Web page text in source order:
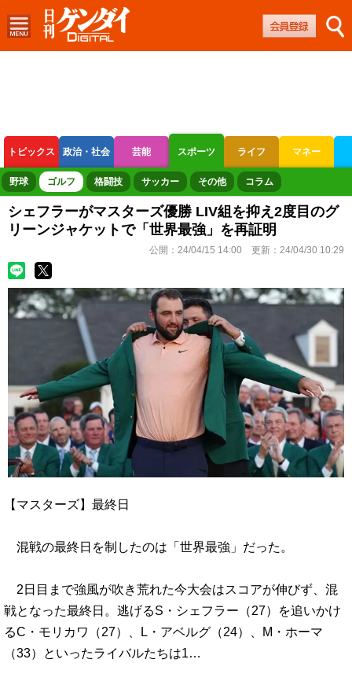
トピックス 政治・社会 芸能 スポーツ ライフ マネー
ボートレース 競輪 オートレース
野球 ゴルフ 格闘技 サッカー その他 コラム
シェフラーがマスターズ優勝 LIV組を抑え2度目のグ
リーンジャケットで「世界最強」を再証明
公開： 24/04/15 14:00 更新： 24/04/30 10:29
【マスターズ】最終日
混戦の最終日を制したのは「世界最強」だった。
2日目まで強風が吹き荒れた今大会はスコアが伸びず、混
戦となった最終日。逃げるS・シェフラー（27）を追いかけ
るC・モリカワ（27）、L・アベルグ（24）、M・ホーマ
（33）といったライバルたちは1…